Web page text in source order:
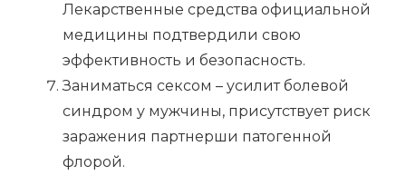
Лекарственные средства официальной
медицины подтвердили свою
эффективность и безопасность.
Заниматься сексом – усилит болевой
синдром у мужчины, присутствует риск
заражения партнерши патогенной
флорой.